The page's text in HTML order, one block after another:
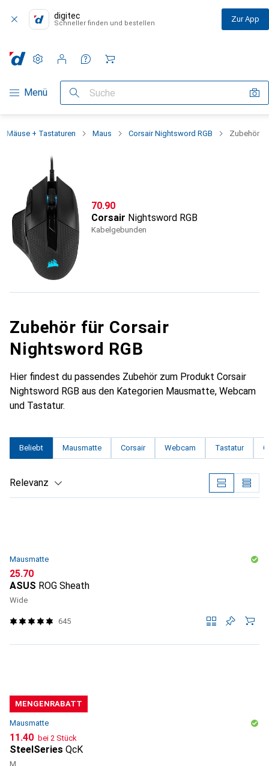
digitec
Schneller finden und bestellen Zur App
Navigation nach Kategorien
Menü Suche
Einstellungen
Kundenkonto
Vergleichslisten
Merklisten
Warenkorb
Mäuse + Tastaturen Maus Corsair Nightsword RGB Zubehör
CHF
70.90
Corsair Nightsword RGB
Kabelgebunden
Zubehör für Corsair
Nightsword RGB
Hier findest du passendes Zubehör zum Produkt Corsair
Nightsword RGB aus den Kategorien Mausmatte, Webcam
und Tastatur.
Beliebt Mausmatte Corsair Webcam Tastatur
Relevanz
Mausmatte
CHF
25.70
ASUS ROG Sheath
Wide
645
MENGENRABATT
Mausmatte
CHF
11.40 bei 2 Stück
SteelSeries QcK
M